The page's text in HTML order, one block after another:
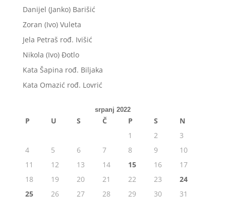
Danijel (Janko) Barišić
Zoran (Ivo) Vuleta
Jela Petraš rođ. Ivišić
Nikola (Ivo) Đotlo
Kata Šapina rođ. Biljaka
Kata Omazić rođ. Lovrić
srpanj 2022
P U S Č P S
N
1
2
3
4
5 6 7 8 9
10
11
12 13 14 15 16
17
18
19 20 21 22 23
24
25
26 27 28 29 30 31